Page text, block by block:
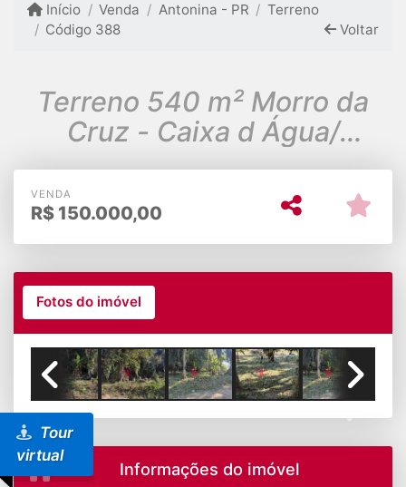
Início Venda Antonina - PR
Terreno
Código 388
Voltar
Terreno 540 m² Morro da
Cruz - Caixa d Água/
Antonina-PR
VENDA
R$ 150.000,00
Fotos do imóvel
Previous
Tour
virtual
Informações do imóvel